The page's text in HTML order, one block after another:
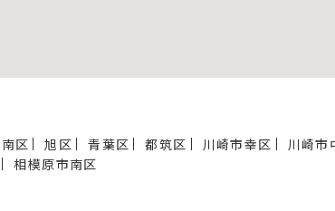
区 旭区 青葉区 都筑区 川崎市幸区 川崎市
相模原市南区